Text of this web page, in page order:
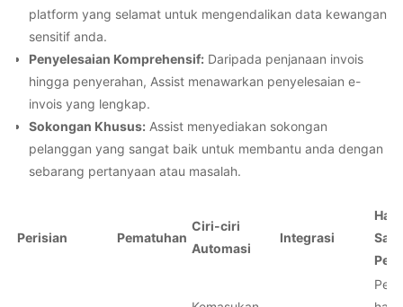
platform yang selamat untuk mengendalikan data kewangan
sensitif anda.
Penyelesaian Komprehensif: Daripada penjanaan invois
hingga penyerahan, Assist menawarkan penyelesaian e-
invois yang lengkap.
Sokongan Khusus: Assist menyediakan sokongan
pelanggan yang sangat baik untuk membantu anda dengan
sebarang pertanyaan atau masalah.
Perisian Pematuhan
Ciri-ciri
Automasi
Integrasi